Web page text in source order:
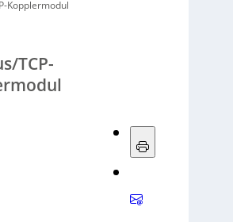
Kopplermodul
TCP-